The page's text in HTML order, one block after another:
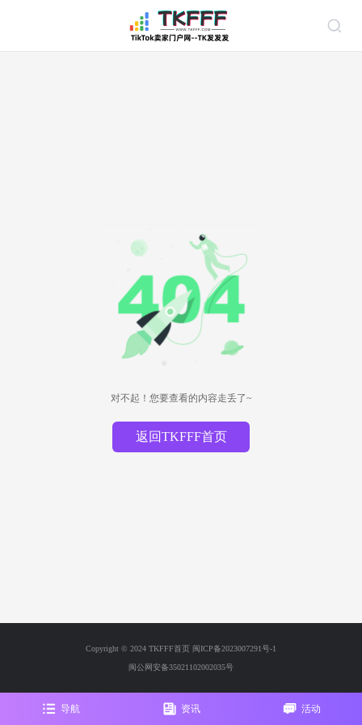
对不起！您要查看的内容走丢了~
返回TKFFF首页
Copyright © 2024 TKFFF首页 闽ICP备2023007291号-1
闽公网安备35021102002035号
导航 资讯 活动